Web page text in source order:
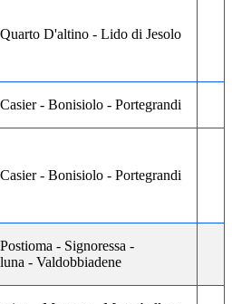
D'altino - Lido di Jesolo
- Bonisiolo - Portegrandi
- Bonisiolo - Portegrandi
- Signoressa -
- Valdobbiadene